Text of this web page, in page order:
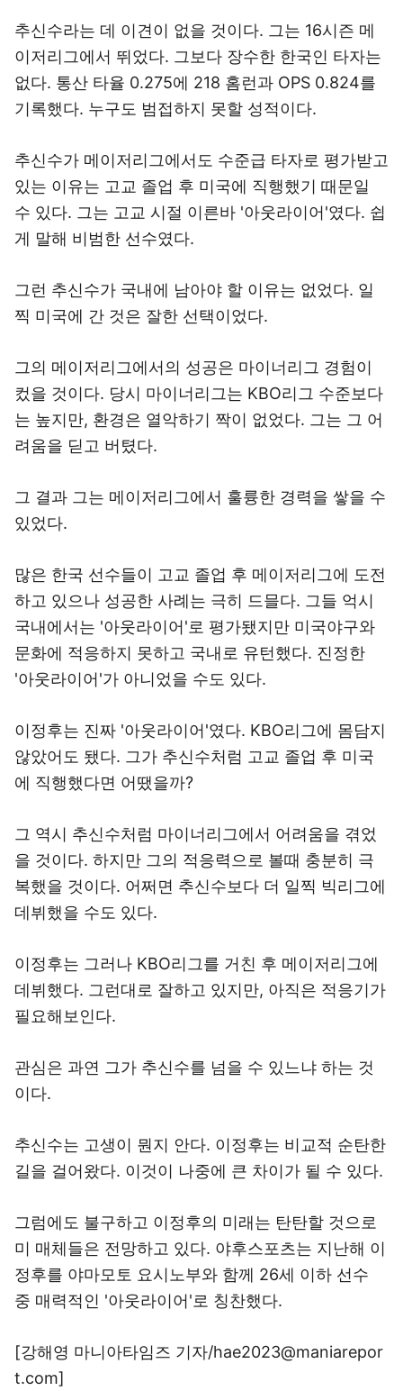
추신수라는 데 이견이 없을 것이다. 그는 16시즌 메
이저리그에서 뛰었다. 그보다 장수한 한국인 타자는
없다. 통산 타율 0.275에 218 홈런과 OPS 0.824를
기록했다. 누구도 범접하지 못할 성적이다.
추신수가 메이저리그에서도 수준급 타자로 평가받고
있는 이유는 고교 졸업 후 미국에 직행했기 때문일
수 있다. 그는 고교 시절 이른바 '아웃라이어'였다. 쉽
게 말해 비범한 선수였다.
그런 추신수가 국내에 남아야 할 이유는 없었다. 일
찍 미국에 간 것은 잘한 선택이었다.
그의 메이저리그에서의 성공은 마이너리그 경험이
컸을 것이다. 당시 마이너리그는 KBO리그 수준보다
는 높지만, 환경은 열악하기 짝이 없었다. 그는 그 어
려움을 딛고 버텼다.
그 결과 그는 메이저리그에서 훌륭한 경력을 쌓을 수
있었다.
많은 한국 선수들이 고교 졸업 후 메이저리그에 도전
하고 있으나 성공한 사례는 극히 드믈다. 그들 억시
국내에서는 '아웃라이어'로 평가됐지만 미국야구와
문화에 적응하지 못하고 국내로 유턴했다. 진정한
'아웃라이어'가 아니었을 수도 있다.
이정후는 진짜 '아웃라이어'였다. KBO리그에 몸담지
않았어도 됐다. 그가 추신수처럼 고교 졸업 후 미국
에 직행했다면 어땠을까?
그 역시 추신수처럼 마이너리그에서 어려움을 겪었
을 것이다. 하지만 그의 적응력으로 볼때 충분히 극
복했을 것이다. 어쩌면 추신수보다 더 일찍 빅리그에
데뷔했을 수도 있다.
이정후는 그러나 KBO리그를 거친 후 메이저리그에
데뷔했다. 그런대로 잘하고 있지만, 아직은 적응기가
필요해보인다.
관심은 과연 그가 추신수를 넘을 수 있느냐 하는 것
이다.
추신수는 고생이 뭔지 안다. 이정후는 비교적 순탄한
길을 걸어왔다. 이것이 나중에 큰 차이가 될 수 있다.
그럼에도 불구하고 이정후의 미래는 탄탄할 것으로
미 매체들은 전망하고 있다. 야후스포츠는 지난해 이
정후를 야마모토 요시노부와 함께 26세 이하 선수
중 매력적인 '아웃라이어'로 칭찬했다.
[강해영 마니아타임즈 기자/hae2023@maniarepor
t.com]